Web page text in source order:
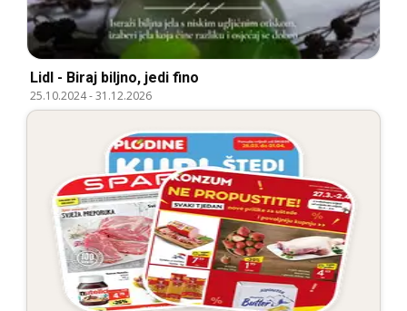
Lidl - Biraj biljno, jedi fino
25.10.2024-31.12.2026